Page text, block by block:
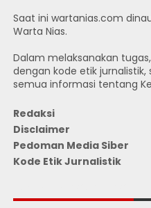
Saat ini wartanias.com
Warta Nias.
Dalam melaksanakan
dengan kode etik
semua informasi tentang
Redaksi
Disclaimer
Pedoman Media Siber
Kode Etik Jurnalistik